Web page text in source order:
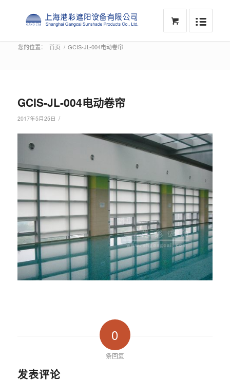
您的位置： 首页 / GCIS-JL-004电动卷帘
GCIS-JL-004电动卷帘
2017年5月25日 /
0
条回复
发表评论